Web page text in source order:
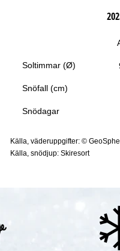
Soltimmar (Ø)
Snöfall (cm)
Snödagar
Källa, väderuppgifter: ©
Källa, snödjup: Skiresort